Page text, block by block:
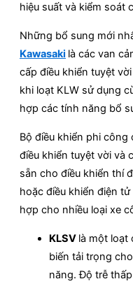
hiệu suất và kiểm soát
Những bổ sung mới
Kawasaki là các van
cấp điều khiển tuyệt
khi loạt KLW sử dụng
hợp các tính năng bổ
Bộ điều khiển phi công
điều khiển tuyệt vời và
sẵn cho điều khiển thí
hoặc điều khiển điện
hợp cho nhiều loại xe
KLSV là một loạt
biến tải trọng
năng. Độ trễ